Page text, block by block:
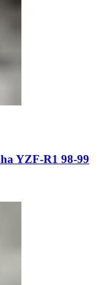
YZF-R1 98-99